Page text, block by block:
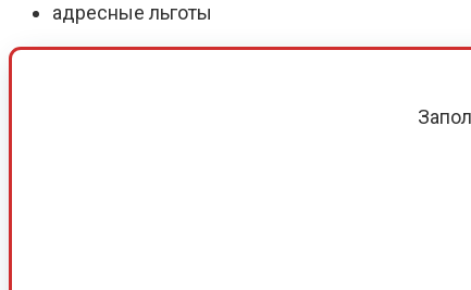
адресные льготы